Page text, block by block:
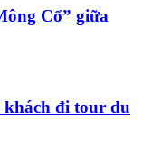
Cổ” giữa
đi tour du